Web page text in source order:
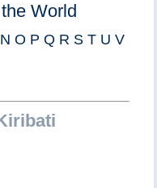
World
N O P Q R S T U V